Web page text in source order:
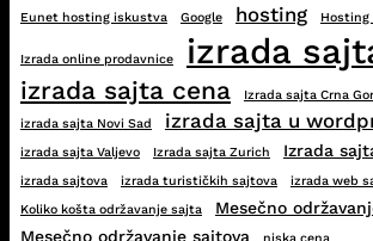
Eunet hosting iskustva Google hosting Hosting
Izrada online prodavnice izrada
izrada sajta cena
Izrada sajta Crna
izrada sajta Novi Sad
izrada sajta u
izrada sajta Valjevo Izrada sajta Zurich Izrada
izrada sajtova izrada turističkih sajtova
izrada web
Koliko košta održavanje sajta
Mesečno
Mesečno održavanje sajtova
niska cena